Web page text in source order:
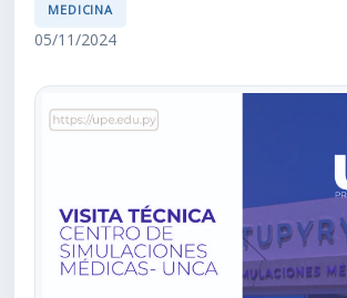
MEDICINA
05/11/2024